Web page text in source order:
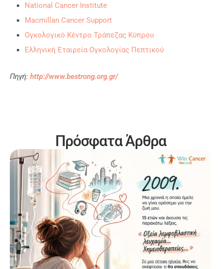
National Cancer Institute
Macmillan Cancer Support
Ογκολογικό Κέντρο Τράπεζας Κύπρου
Ελληνική Εταιρεία Ογκολογίας Πεπτικού
Πηγή: http://www.bestrong.org.gr/
Πρόσφατα Άρθρα